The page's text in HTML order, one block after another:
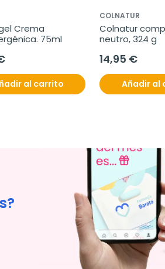
Crema
75ml
al carrito
COLNATUR
Colnatur
neutro, 324 g
14,95 €
Añadir al